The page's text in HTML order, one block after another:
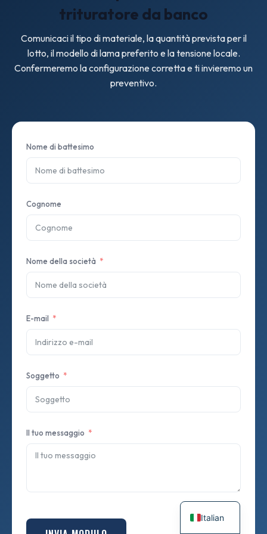
trituratore da banco
Comunicaci il tipo di materiale, la quantità prevista per il
lotto, il modello di lama preferito e la tensione locale.
Confermeremo la configurazione corretta e ti invieremo un
preventivo.
Nome di battesimo
Cognome
Nome della società
E-mail
Soggetto
Il tuo messaggio
Italian